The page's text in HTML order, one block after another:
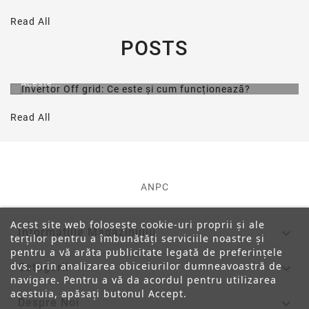
Read All
POSTS
Invertor Off grid: Ce este și cum funcționează?
Un invertor offgrid, sau invertorul solar independent de
rețea, funcționează prin transformarea energiei electrice
produse de panourile solare în energie electrică utilizabilă
Aceste...
Read All
ANPC
Informatiile Magazinului
Categorii 
Despre Noi
Acest site web folosește cookie-uri proprii și ale
terților pentru a îmbunătăți serviciile noastre și
pentru a vă arăta publicitate legată de preferințele
dvs. prin analizarea obiceiurilor dumneavoastră de
navigare. Pentru a vă da acordul pentru utilizarea
acestuia, apăsați butonul Accept.